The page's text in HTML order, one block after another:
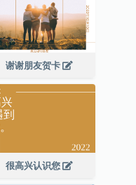
谢谢朋友贺卡
很高兴认识您